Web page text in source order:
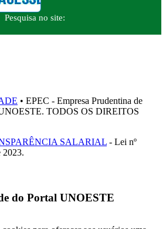
Pesquisa no site:
• EPEC - Empresa Prudentina de
TODOS OS DIREITOS
SALARIAL - Lei nº
2023.
do Portal UNOESTE